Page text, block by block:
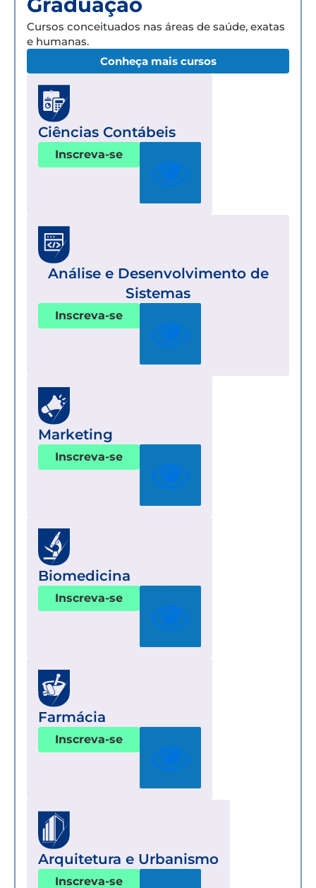
Cursos conceituados nas áreas de saúde, exatas
e humanas.
Conheça mais cursos
Ciências Contábeis
Inscreva-se
Análise e Desenvolvimento de
Sistemas
Inscreva-se
Marketing
Inscreva-se
Biomedicina
Inscreva-se
Farmácia
Inscreva-se
Arquitetura e Urbanismo
Inscreva-se